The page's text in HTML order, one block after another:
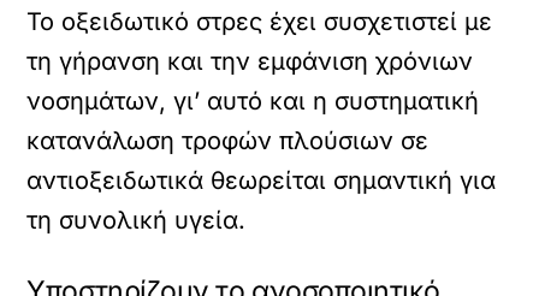
Το οξειδωτικό στρες έχει συσχετιστεί με
τη γήρανση και την εμφάνιση χρόνιων
νοσημάτων, γι’ αυτό και η συστηματική
κατανάλωση τροφών πλούσιων σε
αντιοξειδωτικά θεωρείται σημαντική για
τη συνολική υγεία.